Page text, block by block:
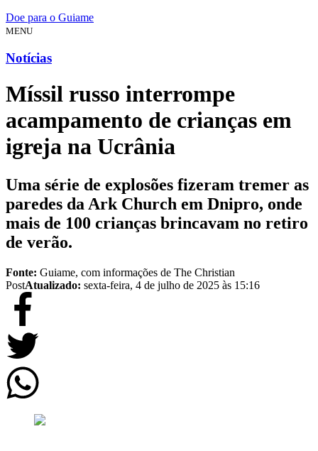
Doe para o Guiame
MENU
Notícias
Míssil russo interrompe
acampamento de crianças em
igreja na Ucrânia
Uma série de explosões fizeram tremer as
paredes da Ark Church em Dnipro, onde
mais de 100 crianças brincavam no retiro
de verão.
Fonte: Guiame, com informações de The Christian
PostAtualizado: sexta-feira, 4 de julho de 2025 às 15:16